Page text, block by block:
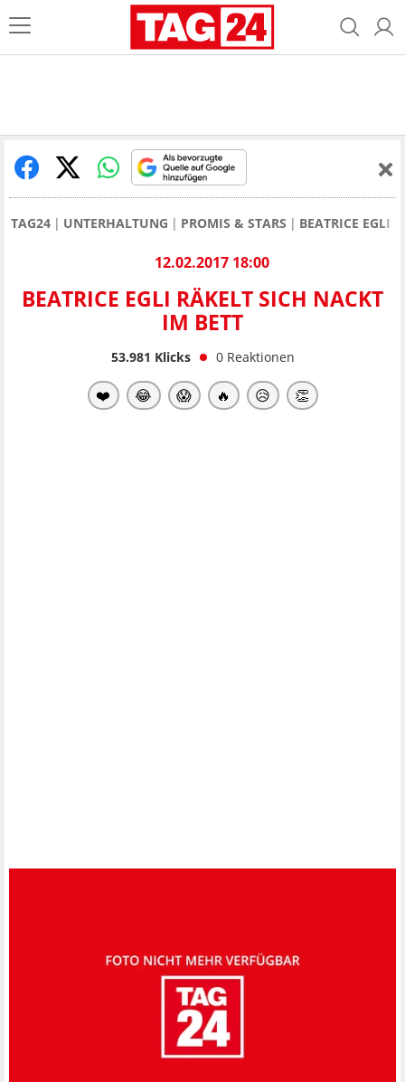
TAG24 UNTERHALTUNG PROMIS & STARS BEATRICE EGLI
12.02.2017 18:00
BEATRICE EGLI RÄKELT SICH NACKT
IM BETT
53.981 Klicks 0 Reaktionen
❤️ 😂 😱 🔥 😥 👏